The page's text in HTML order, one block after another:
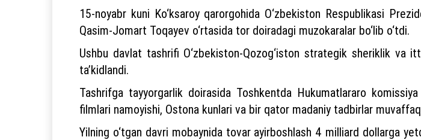
15-noyabr kuni Ko‘ksaroy qarorgohida O‘zbekiston Respublikasi
Qasim-Jomart Toqayev o‘rtasida tor doiradagi muzokaralar bo‘lib o‘tdi.
Ushbu davlat tashrifi O‘zbekiston-Qozog‘iston strategik sheriklik va
ta’kidlandi.
Tashrifga tayyorgarlik doirasida Toshkentda Hukumatlararo
filmlari namoyishi, Ostona kunlari va bir qator madaniy tadbirlar
Yilning o‘tgan davri mobaynida tovar ayirboshlash 4 milliard dollarga